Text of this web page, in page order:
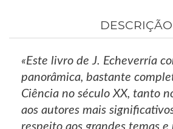
DESCRIÇÃO
«Este livro de J. Echeverría
panorâmica, bastante
Ciência no século XX, tanto
aos autores mais
respeito aos grandes temas e